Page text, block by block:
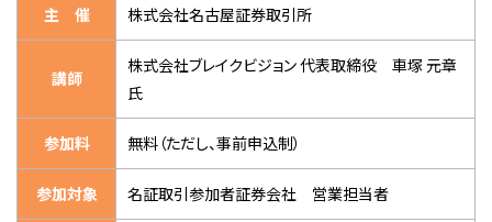
主 催 株式会社名古屋証券取引所
講師
株式会社ブレイクビジョン 代表取締役
車塚 元章
氏
参加料 無料（ただし、事前申込制）
参加対象 名証取引参加者証券会社 営業担当者